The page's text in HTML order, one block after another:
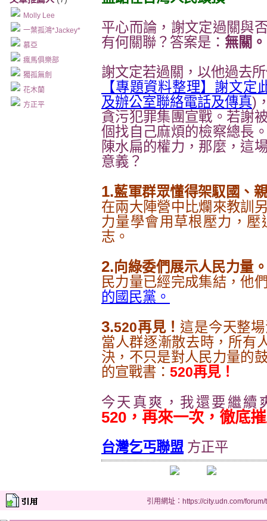
Molly Lee
一葉孤鴻*Jackey*
慕亞
瘋馬俱樂部
獨孤無劍
花木蘭
方正平
平心而論，謝文定過關與
有何關聯？答案是： 無關。
謝文定若過關，以他過去
【專題資料整理】謝文
及辦公室聯絡電話及傳真)
貪污犯罪集團宣戰。若謝
個找自己麻煩的檢察總長
陳水扁的權力，那麼，這
意義？
1.藍軍群眾懂得架馭國、
在兩大陣營中比爛來教訓
力量學會用草根壓力，
志。
2.向綠委們展示人民力量
民力量已經完成集結，他
的國民黨。
3.520再見！ 這是今天整
當人群逐漸散去時，所有
決，不只是對人民力量的
的宣戰書： 520再見！
今天真爽，我還要繼續
520，再來一次，徹底
台灣乞丐聯盟 方正平
引用網址：https://city.udn.com/